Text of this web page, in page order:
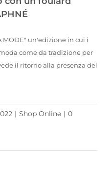
MODE" un'edizione in cui i
come da tradizione per
il ritorno alla presenza del
| Shop Online | 0